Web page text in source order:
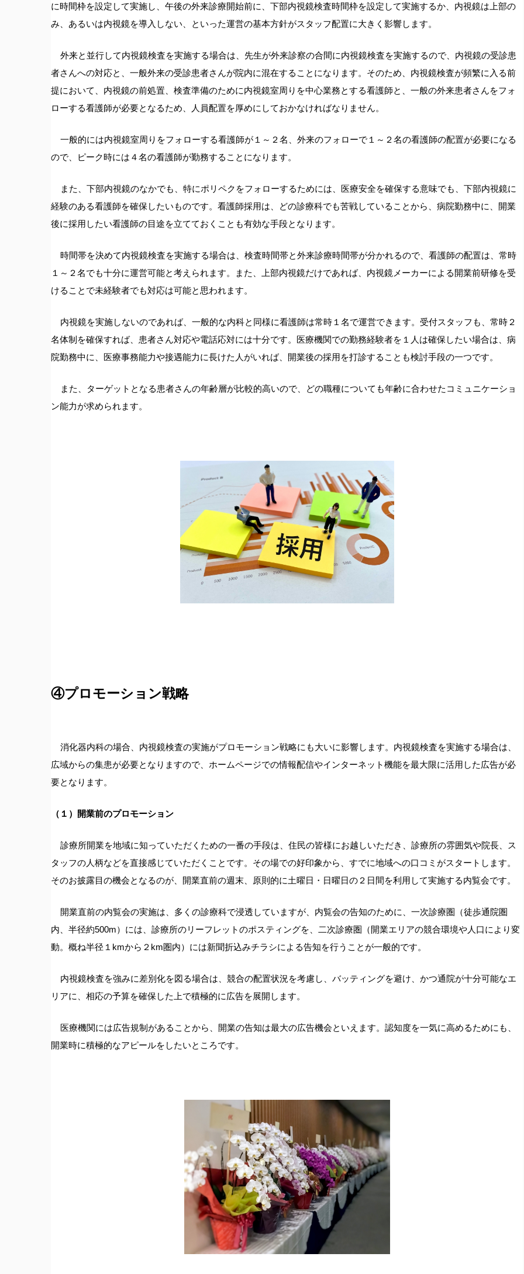
に時間枠を設定して実施し、午後の外来診療開始前に、下部内視鏡検査時間枠を設定して実施するか、内視鏡は上部の
み、あるいは内視鏡を導入しない、といった運営の基本方針がスタッフ配置に大きく影響します。
外来と並行して内視鏡検査を実施する場合は、先生が外来診察の合間に内視鏡検査を実施するので、内視鏡の受診患
者さんへの対応と、一般外来の受診患者さんが院内に混在することになります。そのため、内視鏡検査が頻繁に入る前
提において、内視鏡の前処置、検査準備のために内視鏡室周りを中心業務とする看護師と、一般の外来患者さんをフォ
ローする看護師が必要となるため、人員配置を厚めにしておかなければなりません。
一般的には内視鏡室周りをフォローする看護師が１～２名、外来のフォローで１～２名の看護師の配置が必要になる
ので、ピーク時には４名の看護師が勤務することになります。
また、下部内視鏡のなかでも、特にポリペクをフォローするためには、医療安全を確保する意味でも、下部内視鏡に
経験のある看護師を確保したいものです。看護師採用は、どの診療科でも苦戦していることから、病院勤務中に、開業
後に採用したい看護師の目途を立てておくことも有効な手段となります。
時間帯を決めて内視鏡検査を実施する場合は、検査時間帯と外来診療時間帯が分かれるので、看護師の配置は、常時
１～２名でも十分に運営可能と考えられます。また、上部内視鏡だけであれば、内視鏡メーカーによる開業前研修を受
けることで未経験者でも対応は可能と思われます。
内視鏡を実施しないのであれば、一般的な内科と同様に看護師は常時１名で運営できます。受付スタッフも、常時２
名体制を確保すれば、患者さん対応や電話応対には十分です。医療機関での勤務経験者を１人は確保したい場合は、病
院勤務中に、医療事務能力や接遇能力に長けた人がいれば、開業後の採用を打診することも検討手段の一つです。
また、ターゲットとなる患者さんの年齢層が比較的高いので、どの職種についても年齢に合わせたコミュニケーショ
ン能力が求められます。
④プロモーション戦略
消化器内科の場合、内視鏡検査の実施がプロモーション戦略にも大いに影響します。内視鏡検査を実施する場合は、
広域からの集患が必要となりますので、ホームページでの情報配信やインターネット機能を最大限に活用した広告が必
要となります。
（１）開業前のプロモーション
診療所開業を地域に知っていただくための一番の手段は、住民の皆様にお越しいただき、診療所の雰囲気や院長、ス
タッフの人柄などを直接感じていただくことです。その場での好印象から、すでに地域への口コミがスタートします。
そのお披露目の機会となるのが、開業直前の週末、原則的に土曜日・日曜日の２日間を利用して実施する内覧会です。
開業直前の内覧会の実施は、多くの診療科で浸透していますが、内覧会の告知のために、一次診療圏（徒歩通院圏
内、半径約500m）には、診療所のリーフレットのポスティングを、二次診療圏（開業エリアの競合環境や人口により変
動。概ね半径１kmから２km圏内）には新聞折込みチラシによる告知を行うことが一般的です。
内視鏡検査を強みに差別化を図る場合は、競合の配置状況を考慮し、バッティングを避け、かつ通院が十分可能なエ
リアに、相応の予算を確保した上で積極的に広告を展開します。
医療機関には広告規制があることから、開業の告知は最大の広告機会といえます。認知度を一気に高めるためにも、
開業時に積極的なアピールをしたいところです。